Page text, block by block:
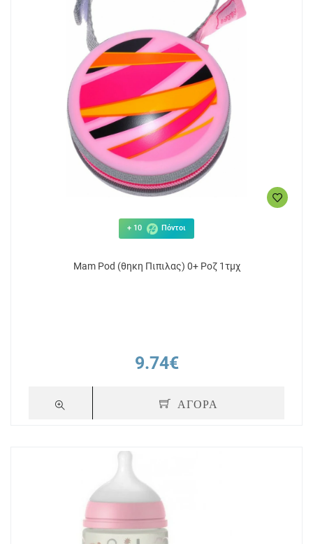
+ 10 Πόντοι
Mam Pod (θηκη Πιπιλας) 0+ Ροζ 1τμχ
9.74€
ΑΓΟΡΑ